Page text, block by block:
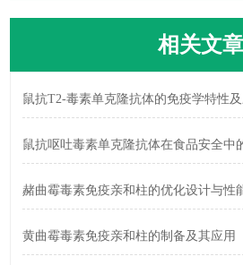
相关文章
鼠抗T2-毒素单克隆抗体的免疫学特性及
鼠抗呕吐毒素单克隆抗体在食品安全中
赭曲霉毒素免疫亲和柱的优化设计与性
黄曲霉毒素免疫亲和柱的制备及其应用